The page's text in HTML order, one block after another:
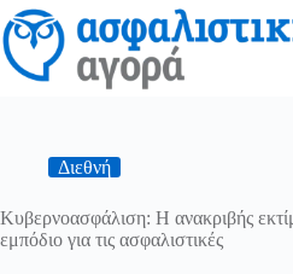
Διεθνή
Κυβερνοασφάλιση: Η ανακριβής
εμπόδιο για τις ασφαλιστικές